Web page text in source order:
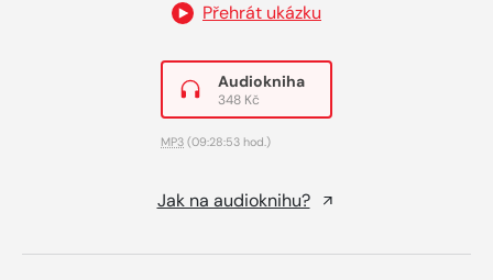
Přehrát ukázku
Audiokniha
348 Kč
MP3 (09:28:53 hod.)
Jak na audioknihu?